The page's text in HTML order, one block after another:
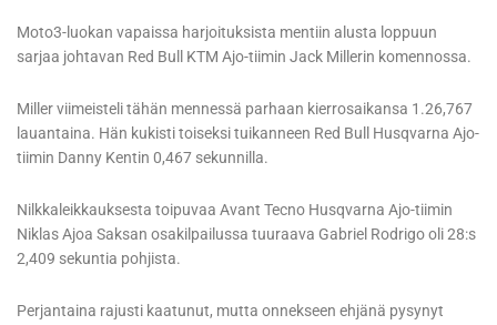
Moto3-luokan vapaissa harjoituksista mentiin alusta loppuun
sarjaa johtavan Red Bull KTM Ajo-tiimin Jack Millerin komennossa.
Miller viimeisteli tähän mennessä parhaan kierrosaikansa 1.26,767
lauantaina. Hän kukisti toiseksi tuikanneen Red Bull Husqvarna Ajo-
tiimin Danny Kentin 0,467 sekunnilla.
Nilkkaleikkauksesta toipuvaa Avant Tecno Husqvarna Ajo-tiimin
Niklas Ajoa Saksan osakilpailussa tuuraava Gabriel Rodrigo oli 28:s
2,409 sekuntia pohjista.
Perjantaina rajusti kaatunut, mutta onnekseen ehjänä pysynyt